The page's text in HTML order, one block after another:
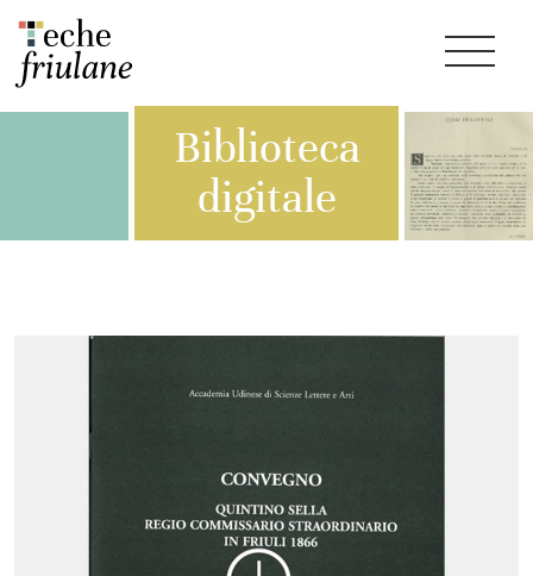
Biblioteca
digitale